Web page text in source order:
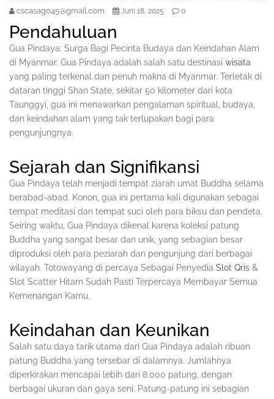
cscasag045@gmail.com Juni 18, 2025 0
Pendahuluan
Gua Pindaya: Surga Bagi Pecinta Budaya dan Keindahan Alam
di Myanmar. Gua Pindaya adalah salah satu destinasi wisata
yang paling terkenal dan penuh makna di Myanmar. Terletak di
dataran tinggi Shan State, sekitar 50 kilometer dari kota
Taunggyi, gua ini menawarkan pengalaman spiritual, budaya,
dan keindahan alam yang tak terlupakan bagi para
pengunjungnya.
Sejarah dan Signifikansi
Gua Pindaya telah menjadi tempat ziarah umat Buddha selama
berabad-abad. Konon, gua ini pertama kali digunakan sebagai
tempat meditasi dan tempat suci oleh para biksu dan pendeta.
Seiring waktu, Gua Pindaya dikenal karena koleksi patung
Buddha yang sangat besar dan unik, yang sebagian besar
diproduksi oleh para peziarah dan pengunjung dari berbagai
wilayah. Totowayang di percaya Sebagai Penyedia Slot Qris &
Slot Scatter Hitam Sudah Pasti Terpercaya Membayar Semua
Kemenangan Kamu.
Keindahan dan Keunikan
Salah satu daya tarik utama dari Gua Pindaya adalah ribuan
patung Buddha yang tersebar di dalamnya. Jumlahnya
diperkirakan mencapai lebih dari 8.000 patung, dengan
berbagai ukuran dan gaya seni. Patung-patung ini sebagian